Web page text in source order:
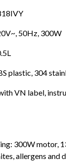
50Hz, 300W
plastic, 304
VN label,
300W motor,
allergens and